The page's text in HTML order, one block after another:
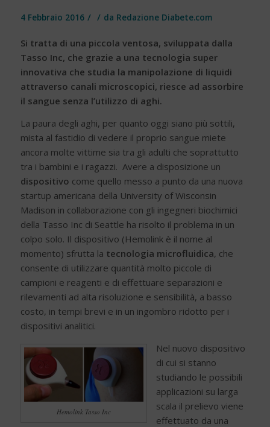
4 Febbraio 2016 / / da Redazione Diabete.com
Si tratta di una piccola ventosa, sviluppata dalla
Tasso Inc, che grazie a una tecnologia super
innovativa che studia la manipolazione di liquidi
attraverso canali microscopici, riesce ad assorbire
il sangue senza l’utilizzo di aghi.
La paura degli aghi, per quanto oggi siano più sottili,
mista al fastidio di vedere il proprio sangue miete
ancora molte vittime sia tra gli adulti che soprattutto
tra i bambini e i ragazzi. Avere a disposizione un
dispositivo come quello messo a punto da una nuova
startup americana della University of Wisconsin
Madison in collaborazione con gli ingegneri biochimici
della Tasso Inc di Seattle ha risolto il problema in un
colpo solo. Il dispositivo (Hemolink è il nome al
momento) sfrutta la tecnologia microfluidica, che
consente di utilizzare quantità molto piccole di
campioni e reagenti e di effettuare separazioni e
rilevamenti ad alta risoluzione e sensibilità, a basso
costo, in tempi brevi e in un ingombro ridotto per i
dispositivi analitici.
Hemolink Tasso Inc
Nel nuovo dispositivo
di cui si stanno
studiando le possibili
applicazioni su larga
scala il prelievo viene
effettuato da una